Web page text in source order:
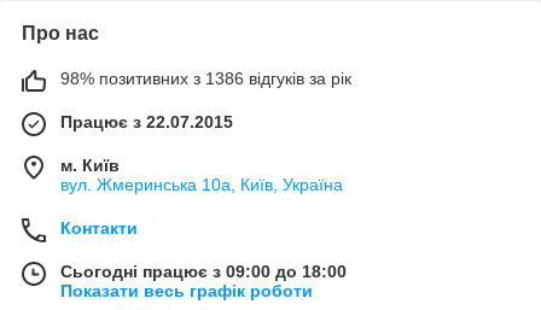
Про нас
98% позитивних з 1386 відгуків за рік
Працює з 22.07.2015
м. Київ
вул. Жмеринська 10а, Київ, Україна
Контакти
Сьогодні працює з 09:00 до 18:00
Показати весь графік роботи